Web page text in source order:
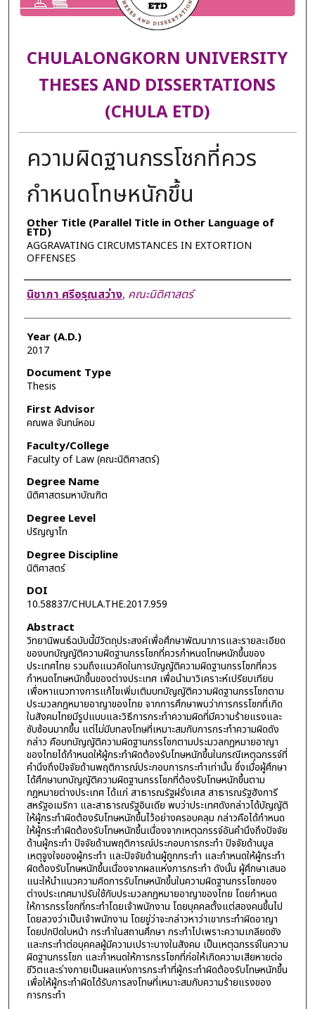
CHULALONGKORN UNIVERSITY
THESES AND DISSERTATIONS
(CHULA ETD)
ความผิดฐานกรรโชกที่ควร
กำหนดโทษหนักขึ้น
Other Title (Parallel Title in Other Language of
ETD)
AGGRAVATING CIRCUMSTANCES IN EXTORTION
OFFENSES
Author
นิชาภา ศรีอรุณสว่าง, คณะนิติศาสตร์
Year (A.D.)
2017
Document Type
Thesis
First Advisor
คณพล จันทน์หอม
Faculty/College
Faculty of Law (คณะนิติศาสตร์)
Degree Name
นิติศาสตรมหาบัณฑิต
Degree Level
ปริญญาโท
Degree Discipline
นิติศาสตร์
DOI
10.58837/CHULA.THE.2017.959
Abstract
วิทยานิพนธ์ฉบับนี้มีวัตถุประสงค์เพื่อศึกษาพัฒนาการและรายละเอียด
ของบทบัญญัติความผิดฐานกรรโชกที่ควรกำหนดโทษหนักขึ้นของ
ประเทศไทย รวมถึงแนวคิดในการบัญญัติความผิดฐานกรรโชกที่ควร
กำหนดโทษหนักขึ้นของต่างประเทศ เพื่อนำมาวิเคราะห์เปรียบเทียบ
เพื่อหาแนวทางการแก้ไขเพิ่มเติมบทบัญญัติความผิดฐานกรรโชกตาม
ประมวลกฎหมายอาญาของไทย จากการศึกษาพบว่าการกรรโชกที่เกิด
ในสังคมไทยมีรูปแบบและวิธีการกระทำความผิดที่มีความร้ายแรงและ
ซับซ้อนมากขึ้น แต่ไม่มีบทลงโทษที่เหมาะสมกับการกระทำความผิดดัง
กล่าว คือบทบัญญัติความผิดฐานกรรโชกตามประมวลกฎหมายอาญา
ของไทยได้กำหนดให้ผู้กระทำผิดต้องรับโทษหนักขึ้นในกรณีเหตุฉกรรจ์ที่
คำนึงถึงปัจจัยด้านพฤติการณ์ประกอบการกระทำเท่านั้น ซึ่งเมื่อผู้ศึกษา
ได้ศึกษาบทบัญญัติความผิดฐานกรรโชกที่ต้องรับโทษหนักขึ้นตาม
กฎหมายต่างประเทศ ได้แก่ สาธารณรัฐฝรั่งเศส สาธารณรัฐฮังการี
สหรัฐอเมริกา และสาธารณรัฐอินเดีย พบว่าประเทศดังกล่าวได้บัญญัติ
ให้ผู้กระทำผิดต้องรับโทษหนักขึ้นไว้อย่างครอบคลุม กล่าวคือได้กำหนด
ให้ผู้กระทำผิดต้องรับโทษหนักขึ้นเนื่องจากเหตุฉกรรจ์อันคำนึงถึงปัจจัย
ด้านผู้กระทำ ปัจจัยด้านพฤติการณ์ประกอบการกระทำ ปัจจัยด้านมูล
เหตุจูงใจของผู้กระทำ และปัจจัยด้านผู้ถูกกระทำ และกำหนดให้ผู้กระทำ
ผิดต้องรับโทษหนักขึ้นเนื่องจากผลแห่งการกระทำ ดังนั้น ผู้ศึกษาเสนอ
แนะให้นำแนวความคิดการรับโทษหนักขึ้นในความผิดฐานกรรโชกของ
ต่างประเทศมาปรับใช้กับประมวลกฎหมายอาญาของไทย โดยกำหนด
ให้การกรรโชกที่กระทำโดยเจ้าพนักงาน โดยบุคคลตั้งแต่สองคนขึ้นไป
โดยลวงว่าเป็นเจ้าพนักงาน โดยขู่ว่าจะกล่าวหาว่าเขากระทำผิดอาญา
โดยปกปิดใบหน้า กระทำในสถานศึกษา กระทำไปเพราะความเกลียดชัง
และกระทำต่อบุคคลผู้มีความเปราะบางในสังคม เป็นเหตุฉกรรจ์ในความ
ผิดฐานกรรโชก และกำหนดให้การกรรโชกที่ก่อให้เกิดความเสียหายต่อ
ชีวิตและร่างกายเป็นผลแห่งการกระทำที่ผู้กระทำผิดต้องรับโทษหนักขึ้น
เพื่อให้ผู้กระทำผิดได้รับการลงโทษที่เหมาะสมกับความร้ายแรงของ
การกระทำ